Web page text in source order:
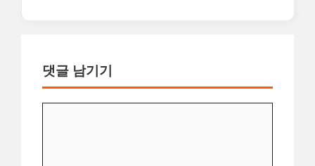
댓글 남기기